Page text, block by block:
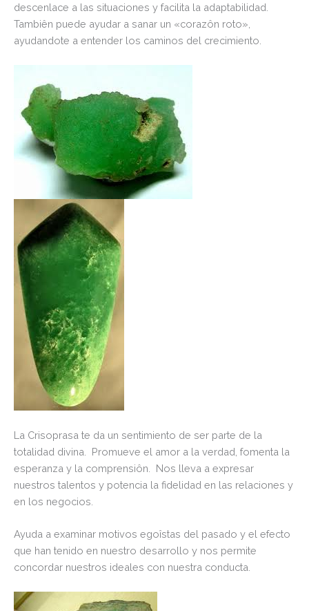
descenlace a las situaciones y facilita la adaptabilidad.
Tambiên puede ayudar a sanar un «corazôn roto»,
ayudandote a entender los caminos del crecimiento.
La Crisoprasa te da un sentimiento de ser parte de la
totalidad divina. Promueve el amor a la verdad, fomenta la
esperanza y la comprensiôn. Nos lleva a expresar
nuestros talentos y potencia la fidelidad en las relaciones y
en los negocios.
Ayuda a examinar motivos egoîstas del pasado y el efecto
que han tenido en nuestro desarrollo y nos permite
concordar nuestros ideales con nuestra conducta.